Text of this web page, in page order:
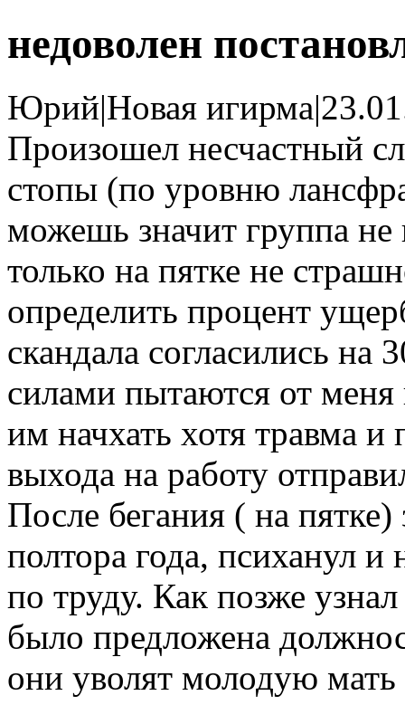
недоволен
Юрий|Новая игирма|
Произошел несчастный
стопы (по уровню
можешь значит группа
только на пятке не
определить процент
скандала согласились
силами пытаются от меня
им начхать хотя травма и
выхода на работу
После бегания ( на
полтора года, психанул и
по труду. Как позже
было предложена
они уволят молодую